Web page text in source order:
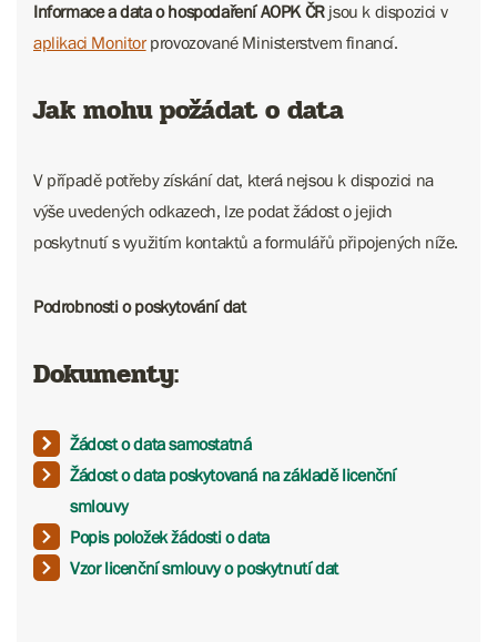
Informace a data o hospodaření AOPK ČRjsou k dispozici v
aplikaci Monitorprovozované Ministerstvem financí.
Jak mohu požádat o data
V případě potřeby získání dat, která nejsou k dispozici na
výše uvedených odkazech, lze podat žádost o jejich
poskytnutí s využitím kontaktů a formulářů připojených níže.
Podrobnosti o poskytování dat
Dokumenty:
Žádost o data samostatná
Žádost o data poskytovaná na základě licenční
smlouvy
Popis položek žádosti o data
Vzor licenční smlouvy o poskytnutí dat